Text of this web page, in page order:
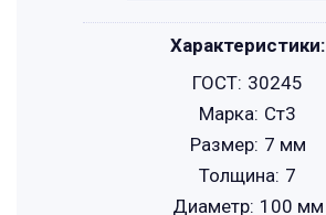
Характеристики:
ГОСТ: 30245
Марка: Ст3
Размер: 7 мм
Толщина: 7
Диаметр: 100 мм